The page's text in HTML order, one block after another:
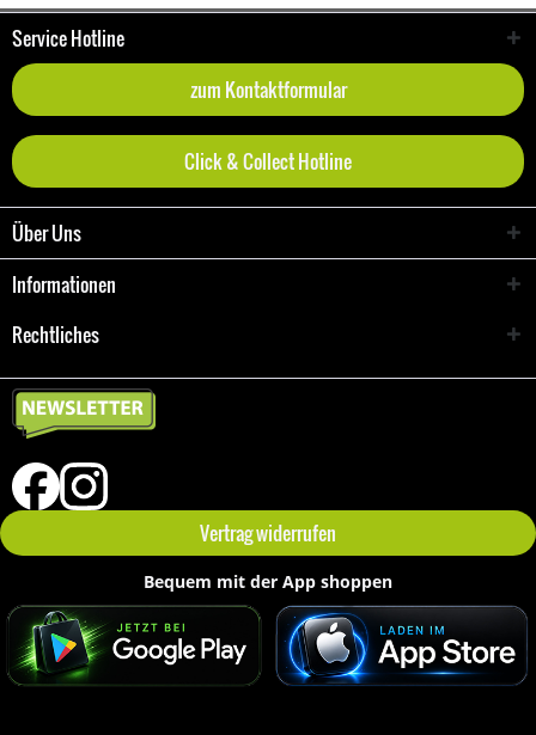
Service Hotline
zum Kontaktformular
Click & Collect Hotline
Über Uns
Informationen
Rechtliches
Vertrag widerrufen
Bequem mit der App shoppen